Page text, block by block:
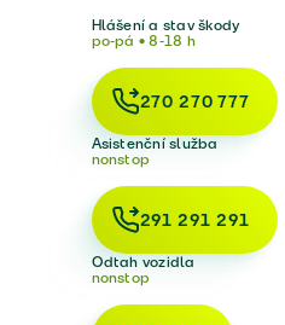
Hlášení a stav škody
po-pá • 8-18 h
270 270 777
Asistenční služba
nonstop
291 291 291
Odtah vozidla
nonstop